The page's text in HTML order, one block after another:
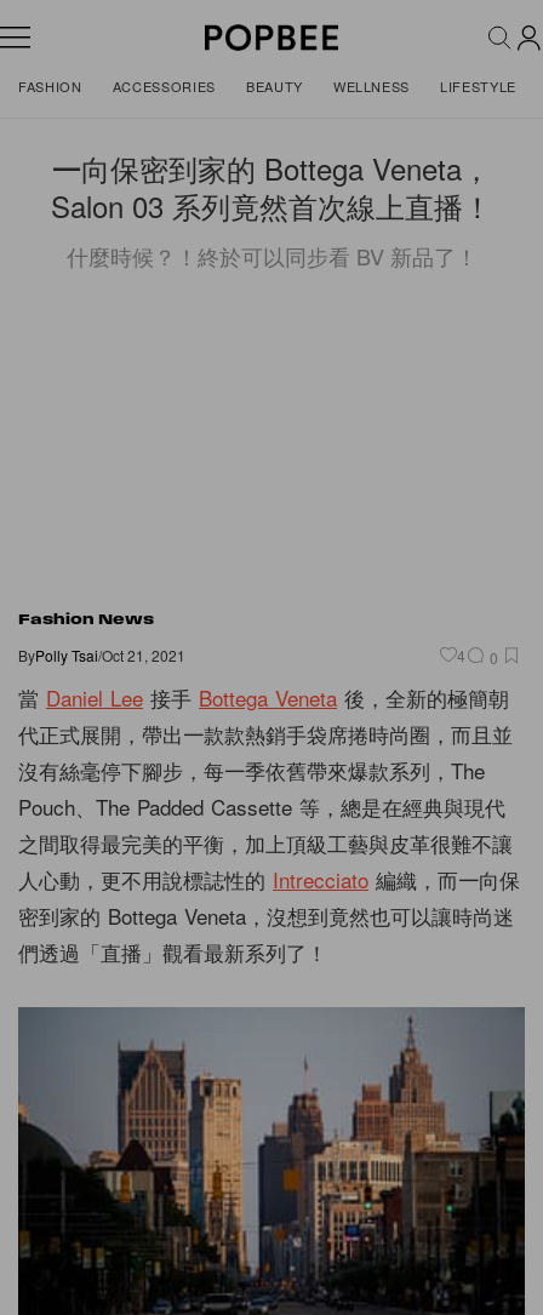
FASHION ACCESSORIES BEAUTY WELLNESS LIFESTYLE
一向保密到家的 Bottega Veneta，
Salon 03 系列竟然首次線上直播！
什麼時候？！終於可以同步看 BV 新品了！
Fashion News
ByPolly Tsai/Oct 21, 2021 4 0
當 Daniel Lee 接手 Bottega Veneta 後，全新的極簡朝
代正式展開，帶出一款款熱銷手袋席捲時尚圈，而且並
沒有絲毫停下腳步，每一季依舊帶來爆款系列，The
Pouch、The Padded Cassette 等，總是在經典與現代
之間取得最完美的平衡，加上頂級工藝與皮革很難不讓
人心動，更不用說標誌性的 Intrecciato 編織，而一向保
密到家的 Bottega Veneta，沒想到竟然也可以讓時尚迷
們透過「直播」觀看最新系列了！